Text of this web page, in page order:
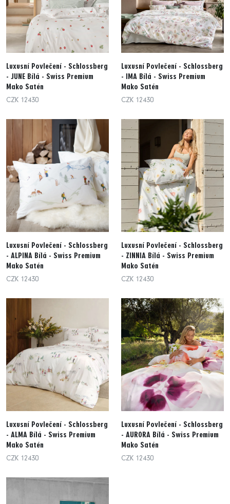
Luxusní Povlečení - Schlossberg
- JUNE Bílá - Swiss Premium
Mako Satén
CZK 12430
Luxusní Povlečení - Schlossberg
- IMA Bílá - Swiss Premium
Mako Satén
CZK 12430
Luxusní Povlečení - Schlossberg
- ALPINA Bílá - Swiss Premium
Mako Satén
CZK 12430
Luxusní Povlečení - Schlossberg
- ZINNIA Bílá - Swiss Premium
Mako Satén
CZK 12430
Luxusní Povlečení - Schlossberg
- ALMA Bílá - Swiss Premium
Mako Satén
CZK 12430
Luxusní Povlečení - Schlossberg
- AURORA Bílá - Swiss Premium
Mako Satén
CZK 12430